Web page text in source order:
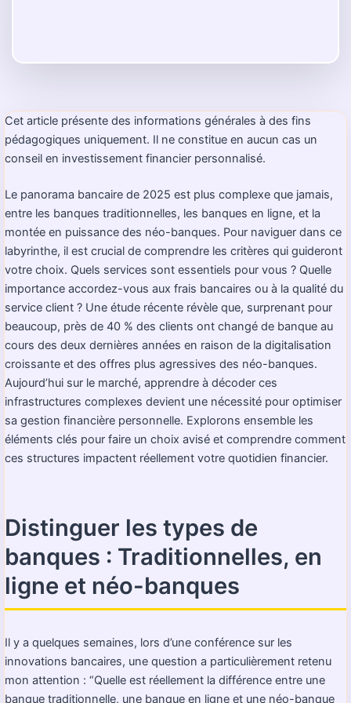
Cet article présente des informations générales à des fins
pédagogiques uniquement. Il ne constitue en aucun cas un
conseil en investissement financier personnalisé.
Le panorama bancaire de 2025 est plus complexe que jamais,
entre les banques traditionnelles, les banques en ligne, et la
montée en puissance des néo-banques. Pour naviguer dans ce
labyrinthe, il est crucial de comprendre les critères qui guideront
votre choix. Quels services sont essentiels pour vous ? Quelle
importance accordez-vous aux frais bancaires ou à la qualité du
service client ? Une étude récente révèle que, surprenant pour
beaucoup, près de 40 % des clients ont changé de banque au
cours des deux dernières années en raison de la digitalisation
croissante et des offres plus agressives des néo-banques.
Aujourd’hui sur le marché, apprendre à décoder ces
infrastructures complexes devient une nécessité pour optimiser
sa gestion financière personnelle. Explorons ensemble les
éléments clés pour faire un choix avisé et comprendre comment
ces structures impactent réellement votre quotidien financier.
Distinguer les types de
banques : Traditionnelles, en
ligne et néo-banques
Il y a quelques semaines, lors d’une conférence sur les
innovations bancaires, une question a particulièrement retenu
mon attention : “Quelle est réellement la différence entre une
banque traditionnelle, une banque en ligne et une néo-banque